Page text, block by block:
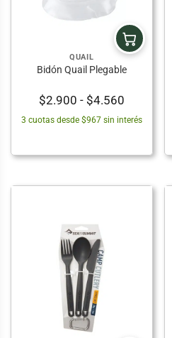
QUAIL
Bidón Quail Plegable
$2.900 - $4.560Rango
de
3 cuotas desde $967 sin interés